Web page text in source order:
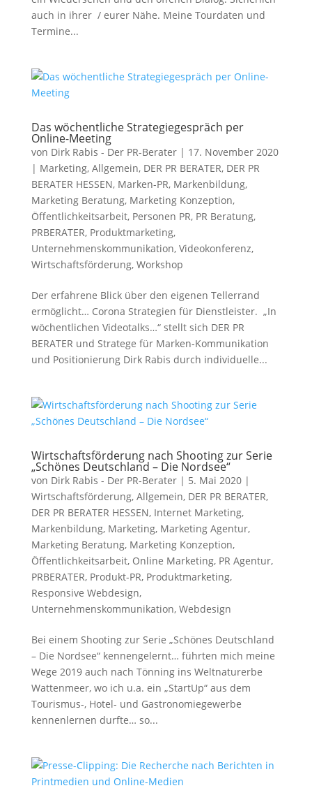
auch in ihrer / eurer Nähe. Meine Tourdaten und
Termine...
Das wöchentliche Strategiegespräch per
Online-Meeting
von Dirk Rabis - Der PR-Berater| 17. November 2020
| Marketing, Allgemein, DER PR BERATER, DER PR
BERATER HESSEN, Marken-PR, Markenbildung,
Marketing Beratung, Marketing Konzeption,
Öffentlichkeitsarbeit, Personen PR, PR Beratung,
PRBERATER, Produktmarketing,
Unternehmenskommunikation, Videokonferenz,
Wirtschaftsförderung, Workshop
Der erfahrene Blick über den eigenen Tellerrand
ermöglicht… Corona Strategien für Dienstleister. „In
wöchentlichen Videotalks…“ stellt sich DER PR
BERATER und Stratege für Marken-Kommunikation
und Positionierung Dirk Rabis durch individuelle...
Wirtschaftsförderung nach Shooting zur Serie
„Schönes Deutschland – Die Nordsee“
von Dirk Rabis - Der PR-Berater| 5. Mai 2020|
Wirtschaftsförderung, Allgemein, DER PR BERATER,
DER PR BERATER HESSEN, Internet Marketing,
Markenbildung, Marketing, Marketing Agentur,
Marketing Beratung, Marketing Konzeption,
Öffentlichkeitsarbeit, Online Marketing, PR Agentur,
PRBERATER, Produkt-PR, Produktmarketing,
Responsive Webdesign,
Unternehmenskommunikation, Webdesign
Bei einem Shooting zur Serie „Schönes Deutschland
– Die Nordsee“ kennengelernt… führten mich meine
Wege 2019 auch nach Tönning ins Weltnaturerbe
Wattenmeer, wo ich u.a. ein „StartUp“ aus dem
Tourismus-, Hotel- und Gastronomiegewerbe
kennenlernen durfte… so...